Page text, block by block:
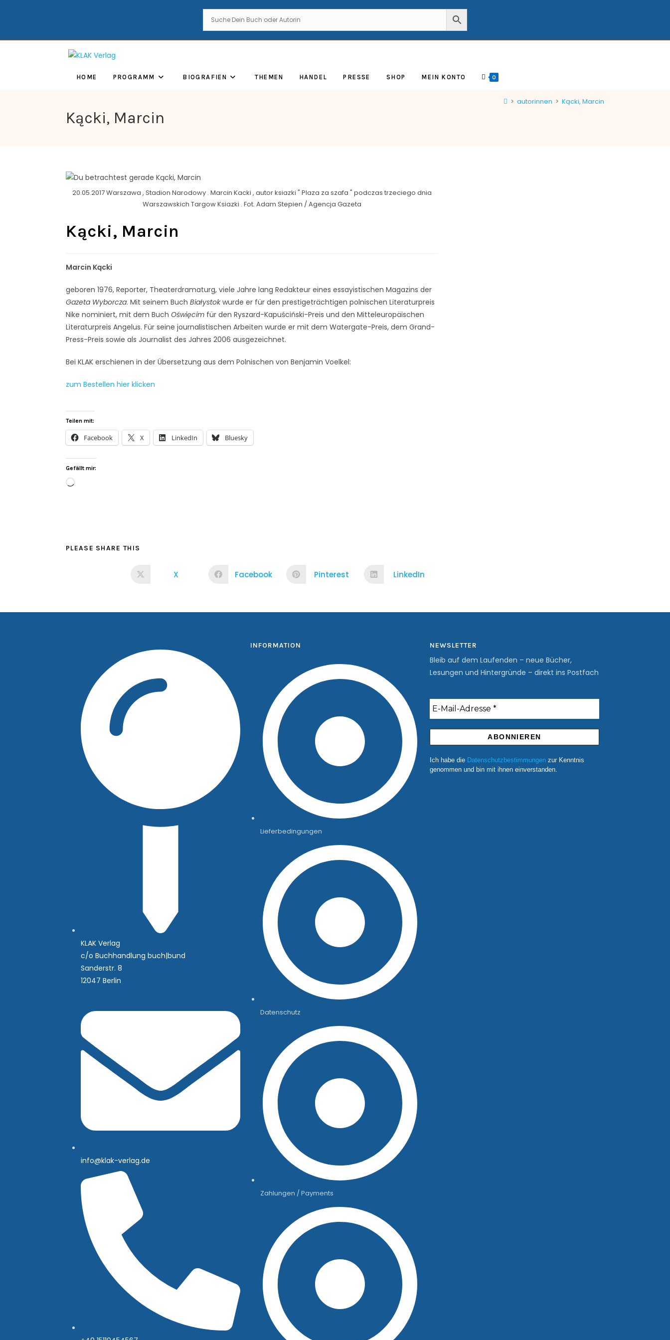
HOME PROGRAMM BIOGRAFIEN THEMEN HANDEL PRESSE SHOP MEIN KONTO 0
Kącki, Marcin
> autorinnen > Kącki, Marcin
20.05.2017 Warszawa , Stadion Narodowy . Marcin Kacki , autor ksiazki " Plaza za szafa " podczas trzeciego dnia
Warszawskich Targow Ksiazki . Fot. Adam Stepien / Agencja Gazeta
Kącki, Marcin
Marcin Kącki
geboren 1976, Reporter, Theaterdramaturg, viele Jahre lang Redakteur eines essayistischen Magazins der
Gazeta Wyborcza. Mit seinem Buch Białystokwurde er für den prestigeträchtigen polnischen Literaturpreis
Nike nominiert, mit dem Buch Oświęcim für den Ryszard-Kapuściński-Preis und den Mitteleuropäischen
Literaturpreis Angelus. Für seine journalistischen Arbeiten wurde er mit dem Watergate-Preis, dem Grand-
Press-Preis sowie als Journalist des Jahres 2006 ausgezeichnet.
Bei KLAK erschienen in der Übersetzung aus dem Polnischen von Benjamin Voelkel:
zum Bestellen hier klicken
Teilen mit:
Facebook X LinkedIn Bluesky
Gefällt mir:
PLEASE SHARE THIS
X Facebook Pinterest LinkedIn
KLAK Verlag
c/o Buchhandlung buch|bund
Sanderstr. 8
12047 Berlin
info@klak-verlag.de
INFORMATION
Lieferbedingungen
Datenschutz
Zahlungen / Payments
NEWSLETTER
Bleib auf dem Laufenden – neue Bücher,
Lesungen und Hintergründe – direkt ins Postfach
Ich habe die Datenschutzbestimmungenzur Kenntnis
genommen und bin mit ihnen einverstanden.